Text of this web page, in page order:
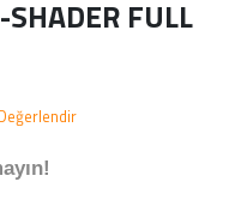
FULL